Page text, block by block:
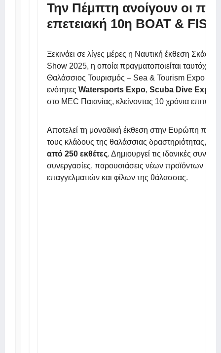
Την Πέμπτη ανοίγουν οι
επετειακή 10η BOAT &
Ξεκινάει σε λίγες μέρες η Ναυτική έκθεση
Show 2025, η οποία πραγματοποιείται
Θαλάσσιος Τουρισμός – Sea & Tourism Expo και
ενότητες Watersports Expo, Scuba Dive Expo
στο MEC Παιανίας, κλείνοντας 10 χρόνια
Αποτελεί τη μοναδική έκθεση στην Ευρώπη που
τους κλάδους της θαλάσσιας δραστηριότητας,
από 250 εκθέτες. Δημιουργεί τις ιδανικές
συνεργασίες, παρουσιάσεις νέων προϊόντων και
επαγγελματιών και φίλων της θάλασσας.